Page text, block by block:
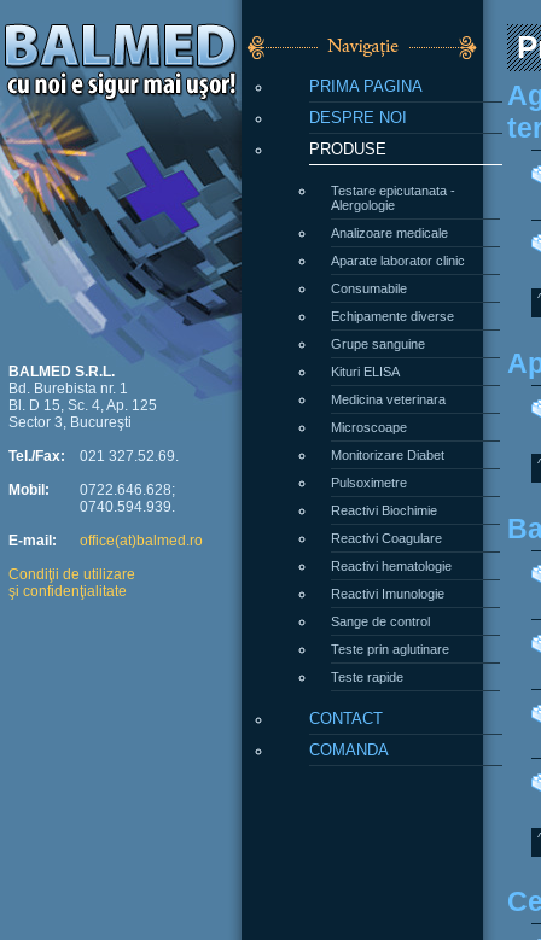
PRIMA PAGINA
DESPRE NOI
PRODUSE
Testare epicutanata -
Alergologie
Analizoare medicale
Aparate laborator clinic
Consumabile
Echipamente diverse
Grupe sanguine
Kituri ELISA
Medicina veterinara
Microscoape
Monitorizare Diabet
Pulsoximetre
Reactivi Biochimie
Reactivi Coagulare
Reactivi hematologie
Reactivi Imunologie
Sange de control
Teste prin aglutinare
Teste rapide
CONTACT
COMANDA
BALMED S.R.L.
Bd. Burebista nr. 1
Bl. D 15, Sc. 4, Ap. 125
Sector 3, Bucureşti
Tel./Fax:
Mobil:
E-mail:
021 327.52.69.
0722.646.628;
0740.594.939.
office(at)balmed.ro
Condiţii de utilizare
şi confidenţialitate